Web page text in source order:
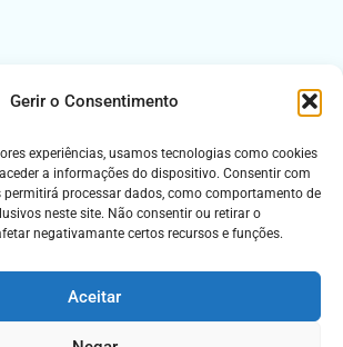
Gerir o Consentimento
experiências, usamos tecnologias como cookies
a informações do dispositivo. Consentir com
permitirá processar dados, como comportamento de
neste site. Não consentir ou retirar o
negativamante certos recursos e funções.
Aceitar